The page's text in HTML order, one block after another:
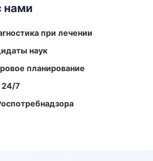
нами
при лечении
наук
планирование
24/7